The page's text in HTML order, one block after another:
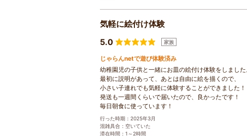
気軽に絵付け体験
5.0
家族
じゃらんnetで遊び体験済み
幼稚園児の子供と一緒にお皿の絵付け体験をしました
最初に説明があって、あとは自由に絵を描くので、
小さい子連れでも気軽に体験することができました！
発送も一週間くらいで届いたので、良かったです！
毎日朝食に使っています！
行った時期：2025年3月
混雑具合：空いていた
滞在時間：1～2時間